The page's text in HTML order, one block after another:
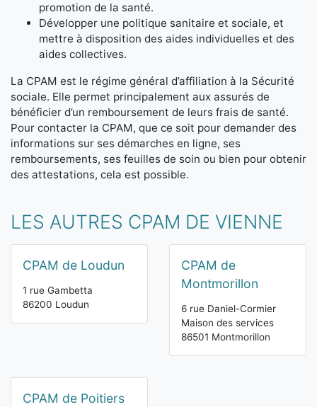
promotion de la santé.
Développer une politique sanitaire et sociale, et
mettre à disposition des aides individuelles et des
aides collectives.
La CPAM est le régime général d’affiliation à la Sécurité
sociale. Elle permet principalement aux assurés de
bénéficier d’un remboursement de leurs frais de santé.
Pour contacter la CPAM, que ce soit pour demander des
informations sur ses démarches en ligne, ses
remboursements, ses feuilles de soin ou bien pour obtenir
des attestations, cela est possible.
LES AUTRES CPAM DE VIENNE
CPAM de Loudun
1 rue Gambetta
86200 Loudun
CPAM de
Montmorillon
6 rue Daniel-Cormier
Maison des services
86501 Montmorillon
CPAM de Poitiers